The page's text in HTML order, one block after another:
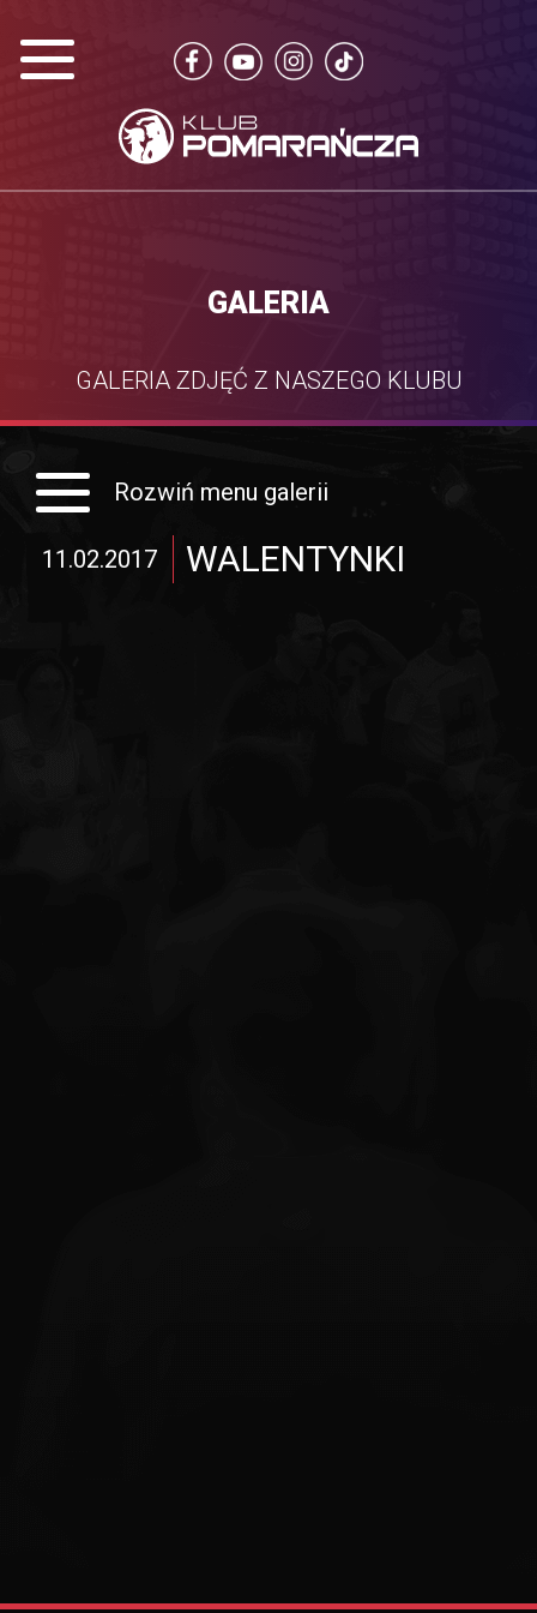
GALERIA
GALERIA ZDJĘĆ Z NASZEGO KLUBU
Rozwiń menu galerii
11.02.2017 WALENTYNKI